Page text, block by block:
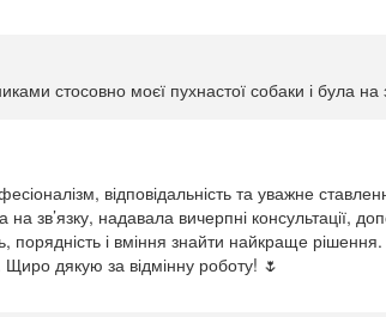
стосовно моєї пухнастої собаки і була
відповідальність та уважне
зв’язку, надавала вичерпні консультації,
порядність і вміння знайти найкраще
Щиро дякую за відмінну роботу! 🌷